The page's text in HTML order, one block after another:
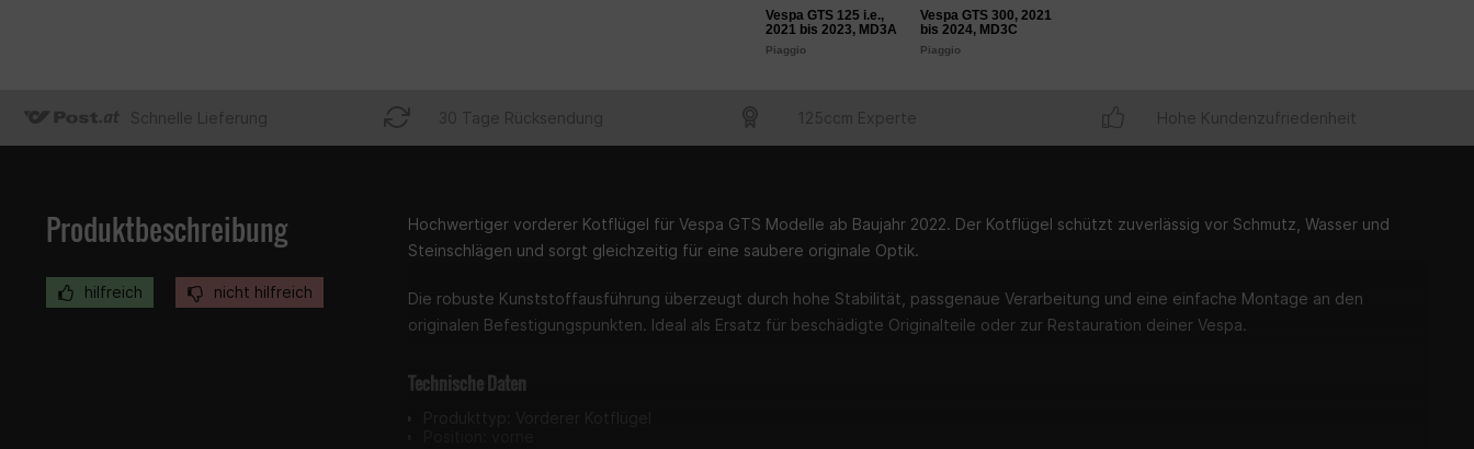
Vespa GTS 125 i.e.,
2021 bis 2023, MD3A
Piaggio
Vespa GTS 300, 2021
bis 2024, MD3C
Piaggio
Schnelle Lieferung 30 Tage Rücksendung 125ccm Experte Hohe Kundenzufriedenheit
Produktbeschreibung
hilfreich nicht hilfreich
Hochwertiger vorderer Kotflügel für Vespa GTS Modelle ab Baujahr 2022. Der Kotflügel schützt zuverlässig vor Schmutz, Wasser und
Steinschlägen und sorgt gleichzeitig für eine saubere originale Optik.
Die robuste Kunststoffausführung überzeugt durch hohe Stabilität, passgenaue Verarbeitung und eine einfache Montage an den
originalen Befestigungspunkten. Ideal als Ersatz für beschädigte Originalteile oder zur Restauration deiner Vespa.
Technische Daten